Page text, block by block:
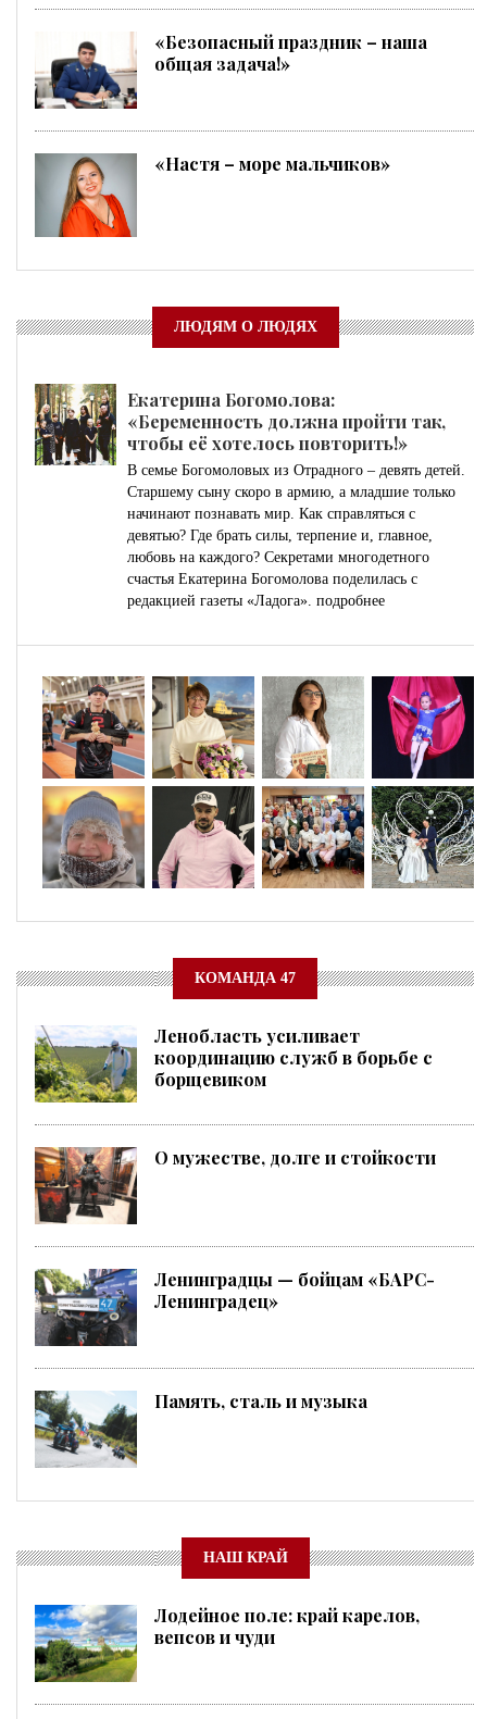
«Безопасный праздник – наша
общая задача!»
«Настя – море мальчиков»
ЛЮДЯМ О ЛЮДЯХ
Екатерина Богомолова:
«Беременность должна пройти так,
чтобы её хотелось повторить!»
В семье Богомоловых из Отрадного – девять детей.
Старшему сыну скоро в армию, а младшие только
начинают познавать мир. Как справляться с
девятью? Где брать силы, терпение и, главное,
любовь на каждого? Секретами многодетного
счастья Екатерина Богомолова поделилась с
редакцией газеты «Ладога». подробнее
КОМАНДА 47
Ленобласть усиливает
координацию служб в борьбе с
борщевиком
О мужестве, долге и стойкости
Ленинградцы — бойцам «БАРС-
Ленинградец»
Память, сталь и музыка
НАШ КРАЙ
Лодейное поле: край карелов,
вепсов и чуди